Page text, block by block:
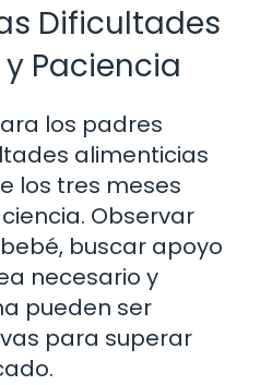
Dificultades
Paciencia
los padres
alimenticias
los tres meses
Observar
buscar apoyo
necesario y
pueden ser
para superar